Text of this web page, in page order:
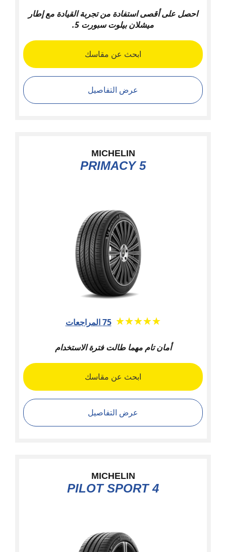
احصل على أقصى استفادة من تجربة القيادة مع إطار
ميشلان بيلوت سبورت 5.
ابحث عن مقاسك
عرض التفاصيل
MICHELIN
PRIMACY 5
★★★★★
☆☆☆☆☆ 75 المراجعات
أمان تام مهما طالت فترة الاستخدام
ابحث عن مقاسك
عرض التفاصيل
MICHELIN
PILOT SPORT 4